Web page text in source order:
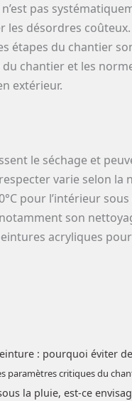
pas
les désordres
étapes du chantier
du chantier et les
extérieur.
le séchage et
varie selon
pour l’intérieur
son
acryliques
: pourquoi éviter
paramètres critiques du
la pluie, est-ce